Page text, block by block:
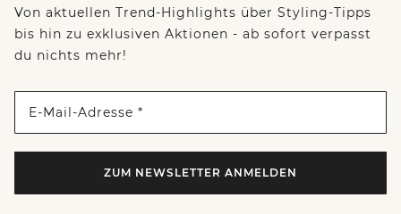
Von aktuellen Trend-Highlights über Styling-Tipps
bis hin zu exklusiven Aktionen - ab sofort verpasst
du nichts mehr!
E-Mail-Adresse *
ZUM NEWSLETTER ANMELDEN